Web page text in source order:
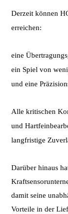
Derzeit können
erreichen:
eine
ein Spiel von
und eine
Alle kritischen
und
langfristige
Darüber hinaus
damit seine
Vorteile in der